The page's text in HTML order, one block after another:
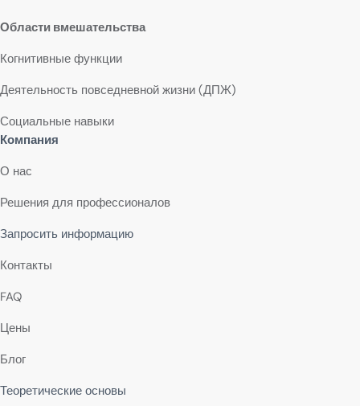
Области вмешательства
Когнитивные функции
Деятельность повседневной жизни (ДПЖ)
Социальные навыки
Компания
О нас
Решения для профессионалов
Запросить информацию
Контакты
FAQ
Цены
Блог
Теоретические основы